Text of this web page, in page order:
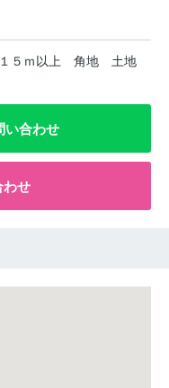
５ｍ以上 角地
土地
い合わせ
わせ